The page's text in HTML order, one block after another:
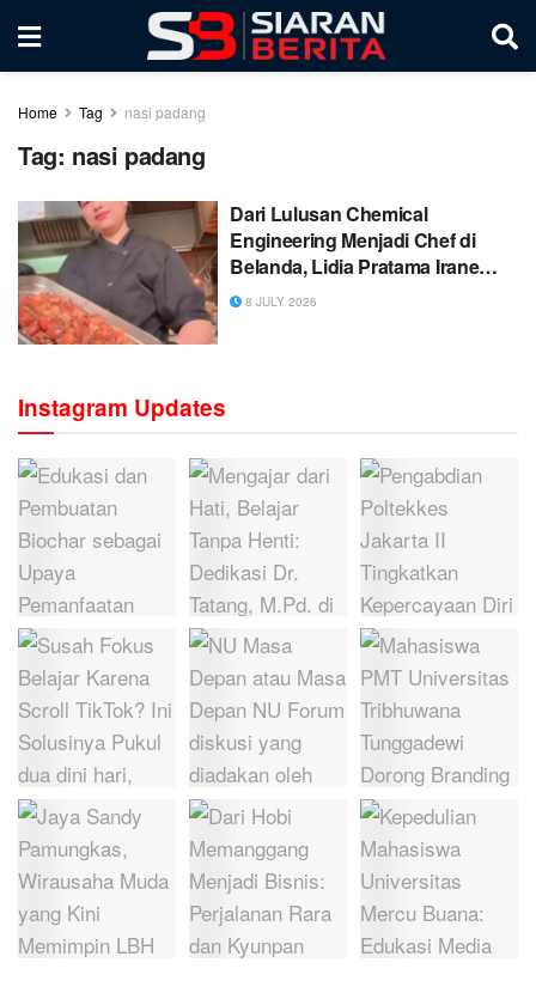
Home Tag nasi padang
Tag: nasi padang
Dari Lulusan Chemical
Engineering Menjadi Chef di
Belanda, Lidia Pratama Irane
Sukses Kenalkan Sate , nasi
8 JULY 2026
Instagram Updates